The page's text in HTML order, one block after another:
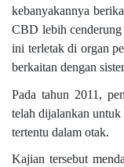
kebanyakannya
CBD lebih
ini terletak di organ
berkaitan dengan
Pada tahun 2011,
telah dijalankan
tertentu dalam otak.
Kajian tersebut